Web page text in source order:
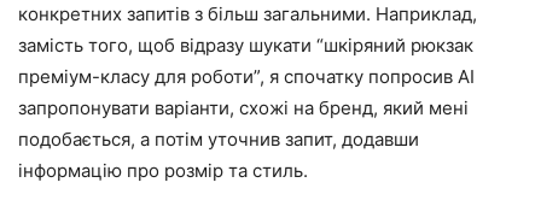
конкретних запитів з більш загальними. Наприклад,
замість того, щоб відразу шукати “шкіряний рюкзак
преміум-класу для роботи”, я спочатку попросив AI
запропонувати варіанти, схожі на бренд, який мені
подобається, а потім уточнив запит, додавши
інформацію про розмір та стиль.